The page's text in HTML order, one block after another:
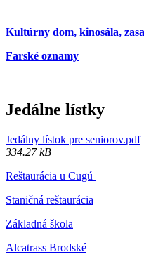
Kultúrny dom, kinosála,
Farské oznamy
Jedálne lístky
Jedálny lístok pre seniorov.pdf
334.27 kB
Reštaurácia u Cugú
Staničná reštaurácia
Základná škola
Alcatrass Brodské